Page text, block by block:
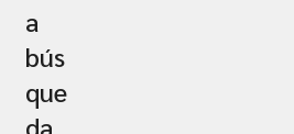
a
bús
que
da